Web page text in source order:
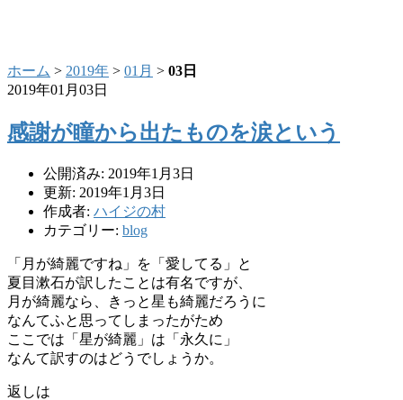
ホーム > 2019年 > 01月 > 03日
2019年01月03日
感謝が瞳から出たものを涙という
公開済み: 2019年1月3日
更新: 2019年1月3日
作成者: ハイジの村
カテゴリー: blog
「月が綺麗ですね」を「愛してる」と
夏目漱石が訳したことは有名ですが、
月が綺麗なら、きっと星も綺麗だろうに
なんてふと思ってしまったがため
ここでは「星が綺麗」は「永久に」
なんて訳すのはどうでしょうか。
返しは